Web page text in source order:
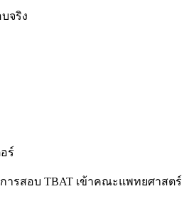
จริง
ร์
ารสอบ TBAT เข้าคณะแพทยศาสตร์